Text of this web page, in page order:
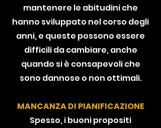
mantenere le abitudini che
hanno sviluppato nel corso degli
anni, e queste possono essere
difficili da cambiare, anche
quando si è consapevoli che
sono dannose o non ottimali.
MANCANZA DI PIANIFICAZIONE
Spesso, i buoni propositi